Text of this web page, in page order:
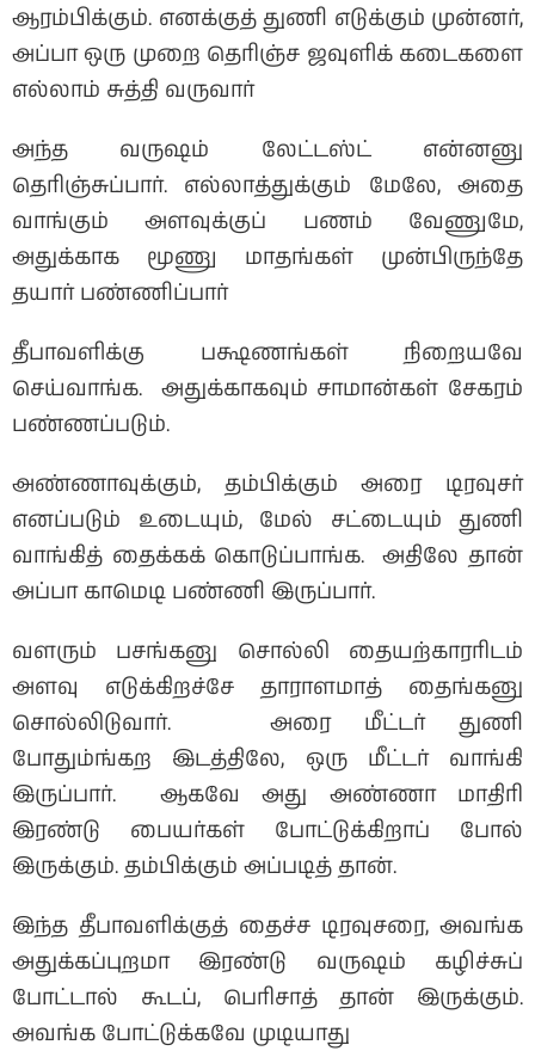
ஆரம்பிக்கும். எனக்குத் துணி எடுக்கும் முன்னர்,
அப்பா ஒரு முறை தெரிஞ்ச ஜவுளிக் கடைகளை
எல்லாம் சுத்தி வருவார்
அந்த வருஷம் லேட்டஸ்ட் என்னனு
தெரிஞ்சுப்பார். எல்லாத்துக்கும் மேலே, அதை
வாங்கும் அளவுக்குப் பணம் வேணுமே,
அதுக்காக மூணு மாதங்கள் முன்பிருந்தே
தயார் பண்ணிப்பார்
தீபாவளிக்கு பக்ஷணங்கள் நிறையவே
செய்வாங்க. அதுக்காகவும் சாமான்கள் சேகரம்
பண்ணப்படும்.
அண்ணாவுக்கும், தம்பிக்கும் அரை டிரவுசர்
எனப்படும் உடையும், மேல் சட்டையும் துணி
வாங்கித் தைக்கக் கொடுப்பாங்க. அதிலே தான்
அப்பா காமெடி பண்ணி இருப்பார்.
வளரும் பசங்கனு சொல்லி தையற்காரரிடம்
அளவு எடுக்கிறச்சே தாராளமாத் தைங்கனு
சொல்லிடுவார். அரை மீட்டர் துணி
போதும்ங்கற இடத்திலே, ஒரு மீட்டர் வாங்கி
இருப்பார். ஆகவே அது அண்ணா மாதிரி
இரண்டு பையர்கள் போட்டுக்கிறாப் போல்
இருக்கும். தம்பிக்கும் அப்படித் தான்.
இந்த தீபாவளிக்குத் தைச்ச டிரவுசரை, அவங்க
அதுக்கப்புறமா இரண்டு வருஷம் கழிச்சுப்
போட்டால் கூடப், பெரிசாத் தான் இருக்கும்.
அவங்க போட்டுக்கவே முடியாது